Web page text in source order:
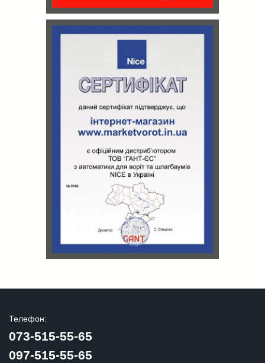
Телефон:
073-515-55-65
097-515-55-65